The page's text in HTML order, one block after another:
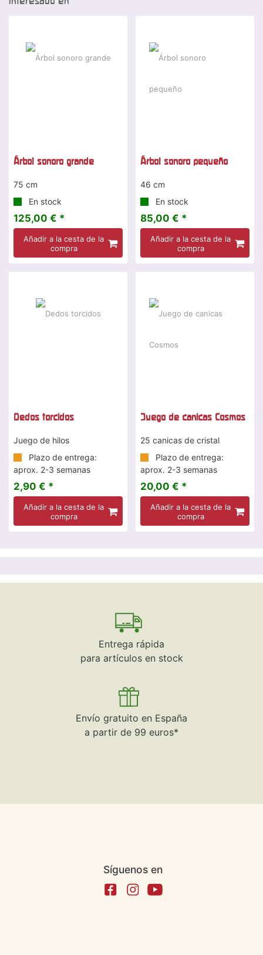
Árbol sonoro grande
75 cm
En stock
125,00 € *
Añadir a la cesta de la
compra
Árbol sonoro pequeño
46 cm
En stock
85,00 € *
Añadir a la cesta de la
compra
Dedos torcidos
Juego de hilos
Plazo de entrega:
aprox. 2-3 semanas
2,90 € *
Añadir a la cesta de la
compra
Juego de canicas Cosmos
25 canicas de cristal
Plazo de entrega:
aprox. 2-3 semanas
20,00 € *
Añadir a la cesta de la
compra
Entrega rápida
para artículos en stock
Envío gratuito en España
a partir de 99 euros*
Síguenos en